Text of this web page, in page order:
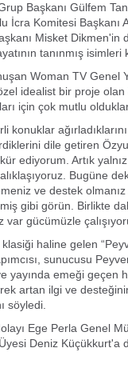
Başkanı Gülfem
İcra Komitesi Başkanı
Misket Dikmen'in
tanınmış isimleri
Woman TV Genel
idealist bir proje
için çok mutlu
konuklar
dile getiren
ediyorum. Artık
Bugüne
ve destek
gibi görün. Birlikte
gücümüzle
haline gelen
sunucusu
yayında emeği geçen
artan ilgi ve
söyledi.
Ege Perla Genel
Deniz Küçükkurt'a